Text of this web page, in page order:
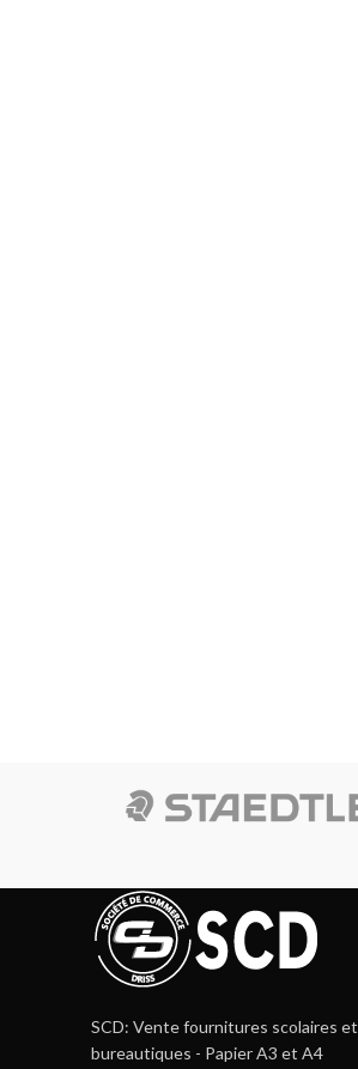
SCD: Vente fournitures scolaires et
bureautiques - Papier A3 et A4